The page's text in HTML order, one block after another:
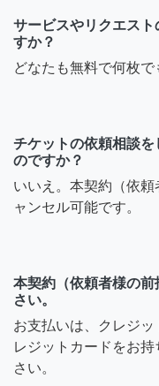
サービスやリクエス
すか？
どなたも無料で何枚で
チケットの依頼相談
のですか？
いいえ。本契約（依
ャンセル可能です。
本契約（依頼者様の
さい。
お支払いは、クレジ
レジットカードをお
さい。